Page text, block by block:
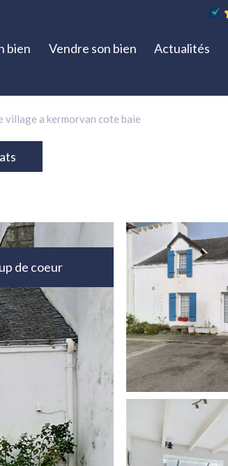
bien Vendre son bien Actualités
village a kermorvan cote baie
de coeur